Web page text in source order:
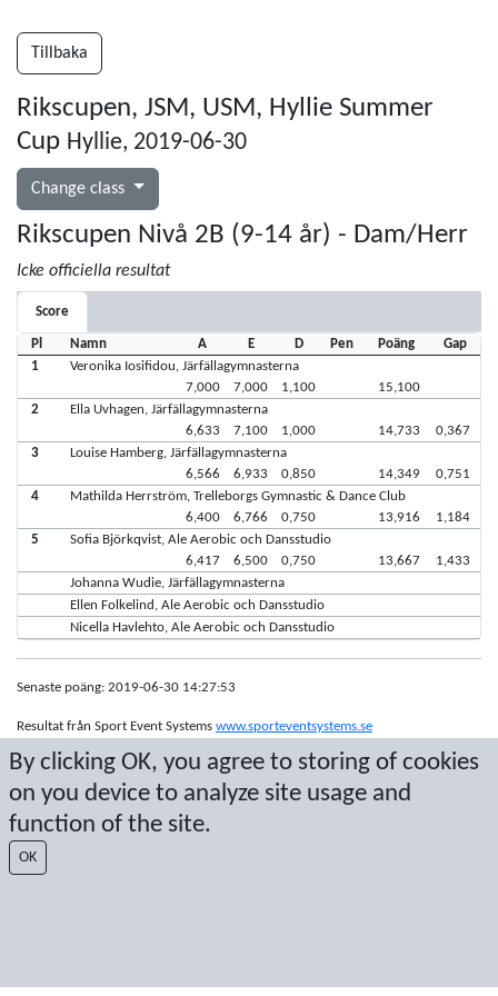
By clicking OK, you agree to storing of cookies
on you device to analyze site usage and
function of the site.
OK
Tillbaka
Rikscupen, JSM, USM, Hyllie Summer
Cup Hyllie, 2019-06-30
Change class
Rikscupen Nivå 2B (9-14 år) - Dam/Herr
Icke officiella resultat
Score
Pl Namn A E D Pen Poäng
Gap
1
Veronika Iosifidou, Järfällagymnasterna
7,000
7,000 1,100
15,100
2
Ella Uvhagen, Järfällagymnasterna
6,633
7,100 1,000 14,733
0,367
3
Louise Hamberg, Järfällagymnasterna
6,566
6,933 0,850 14,349
0,751
4
Mathilda Herrström, Trelleborgs Gymnastic & Dance Club
6,400
6,766 0,750 13,916
1,184
5
Sofia Björkqvist, Ale Aerobic och Dansstudio
6,417
6,500 0,750 13,667
1,433
Johanna Wudie, Järfällagymnasterna
Ellen Folkelind, Ale Aerobic och Dansstudio
Nicella Havlehto, Ale Aerobic och Dansstudio
Senaste poäng: 2019-06-30 14:27:53
Resultat från Sport Event Systems www.sporteventsystems.se
Last Update: 2026-08-06 22:05:00
© 2026 Sport Event Systems/TH Systems AB. All content and data are
protected by copyright. No copying or redistribution allowed without prior
written permission.